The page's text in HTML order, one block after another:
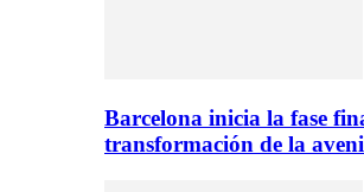
Barcelona inicia la fase
transformación de la